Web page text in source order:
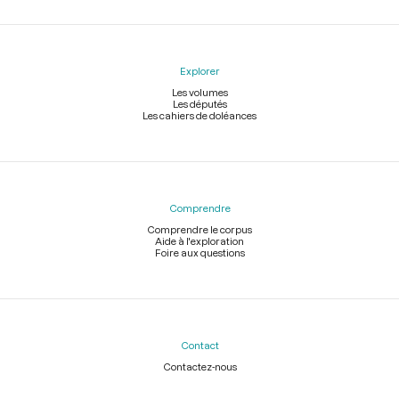
Explorer
Les volumes
Les députés
Les cahiers de doléances
Comprendre
Comprendre le corpus
Aide à l'exploration
Foire aux questions
Contact
Contactez-nous